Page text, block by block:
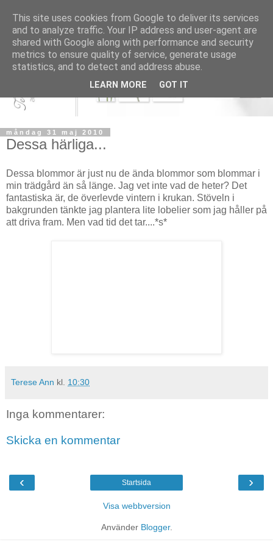
måndag 31 maj 2010
Dessa härliga...
Dessa blommor är just nu de ända blommor som blommar i
min trädgård än så länge. Jag vet inte vad de heter? Det
fantastiska är, de överlevde vintern i krukan. Stöveln i
bakgrunden tänkte jag plantera lite lobelier som jag håller på
att driva fram. Men vad tid det tar....*s*
Terese Ann kl. 10:30
Inga kommentarer:
Skicka en kommentar
‹ ›
Startsida
Visa webbversion
Använder Blogger.
This site uses cookies from Google to deliver its services
and to analyze traffic. Your IP address and user-agent are
shared with Google along with performance and security
metrics to ensure quality of service, generate usage
statistics, and to detect and address abuse.
LEARN MORE GOT IT